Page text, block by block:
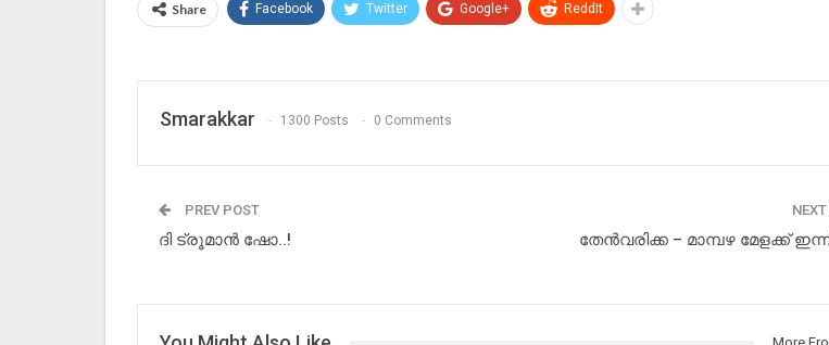
Share Facebook Twitter Google+ ReddIt
Smarakkar 1300 Posts 0 Comments
PREV POST
ദി ട്രൂമാന്‍ ഷോ..! തേന്‍വരിക്ക – മാമ്പഴ മേളക്ക്